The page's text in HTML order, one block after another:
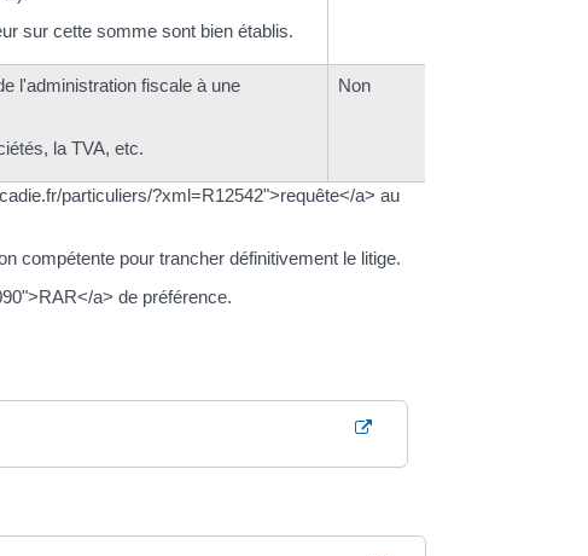
sur cette somme sont bien établis.
l'administration fiscale à une
la TVA, etc.
Non
particuliers/?xml=R12542">requête</a> au
compétente pour trancher définitivement le litige.
a> de préférence.